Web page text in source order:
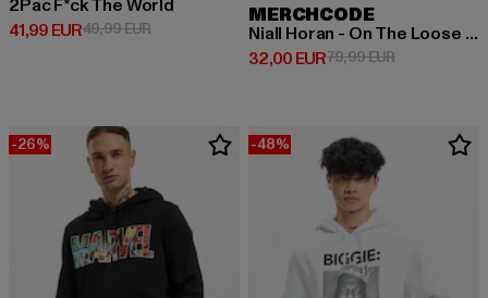
2Pac F*ck The World
41,99 EUR
Derzeitiger Preis: 41,99 EUR
49,99 EURAktionspreis: 49,99 EUR
MERCHCODE
Niall Horan - On The Loose Ultra Heavy
32,00 EUR
Derzeitiger Preis: 32,00 EUR
79,99 EURAktionspreis:
-26% -48%